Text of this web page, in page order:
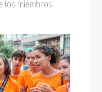
los miembros